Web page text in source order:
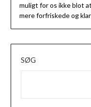
muligt for os ikke blot
mere forfriskede og
SØG